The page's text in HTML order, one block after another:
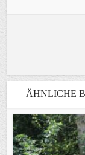
ÄHNLICHE